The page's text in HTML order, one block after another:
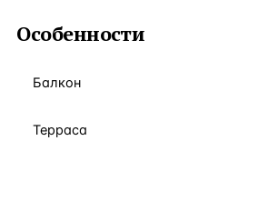
Особенности
Балкон
Терраса